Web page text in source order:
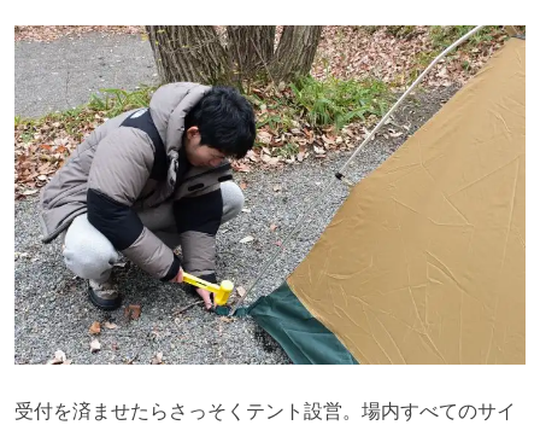
受付を済ませたらさっそくテント設営。場内すべてのサイ